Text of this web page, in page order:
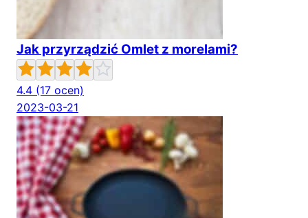
Jak przyrządzić Omlet z morelami?
4.4 (17 ocen)
2023-03-21